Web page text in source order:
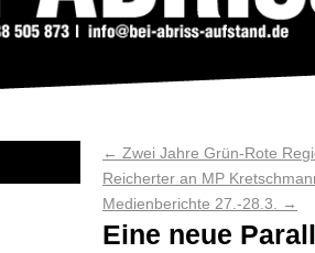
← Zwei Jahre Grün-Rote
Reicherter an MP
Medienberichte 27.-28.3. →
Eine neue